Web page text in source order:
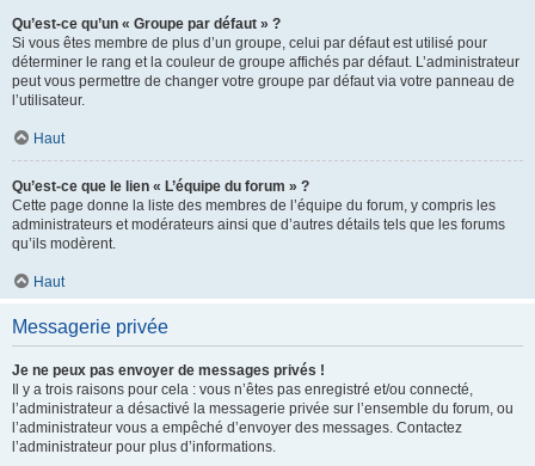
Qu’est-ce qu’un « Groupe par défaut » ?
Si vous êtes membre de plus d’un groupe, celui par défaut est utilisé pour
déterminer le rang et la couleur de groupe affichés par défaut. L’administrateur
peut vous permettre de changer votre groupe par défaut via votre panneau de
l’utilisateur.
Haut
Qu’est-ce que le lien « L’équipe du forum » ?
Cette page donne la liste des membres de l’équipe du forum, y compris les
administrateurs et modérateurs ainsi que d’autres détails tels que les forums
qu’ils modèrent.
Haut
Messagerie privée
Je ne peux pas envoyer de messages privés !
Il y a trois raisons pour cela : vous n’êtes pas enregistré et/ou connecté,
l’administrateur a désactivé la messagerie privée sur l’ensemble du forum, ou
l’administrateur vous a empêché d’envoyer des messages. Contactez
l’administrateur pour plus d’informations.